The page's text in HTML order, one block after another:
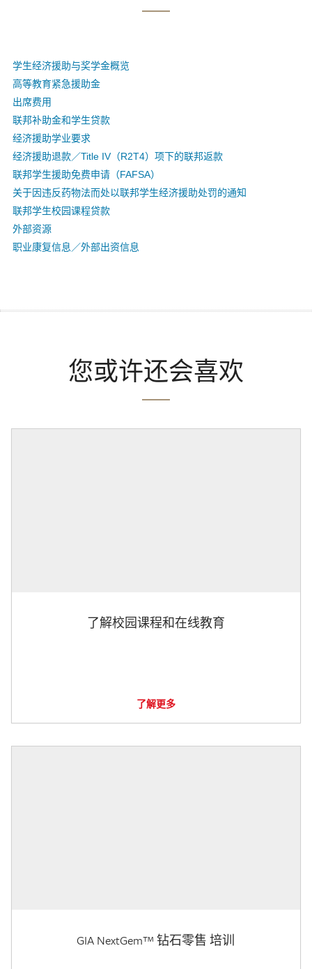
学生经济援助与奖学金概览
高等教育紧急援助金
出席费用
联邦补助金和学生贷款
经济援助学业要求
经济援助退款／Title IV（R2T4）项下的联邦返款
联邦学生援助免费申请（FAFSA）
关于因违反药物法而处以联邦学生经济援助处罚的通知
联邦学生校园课程贷款
外部资源
职业康复信息／外部出资信息
您或许还会喜欢
了解校园课程和在线教育
了解更多
GIA NextGem™ 钻石零售 培训